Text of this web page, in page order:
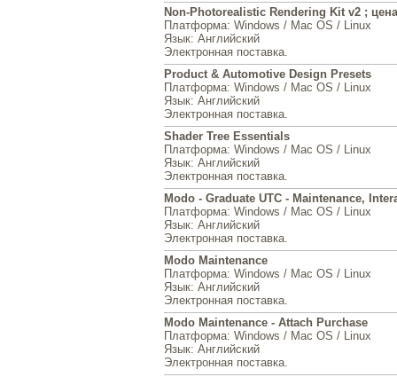
Non-Photorealistic Rendering Kit v2 ; цена
Платформа: Windows / Mac OS / Linux
Язык: Английский
Электронная поставка.
Product & Automotive Design Presets
Платформа: Windows / Mac OS / Linux
Язык: Английский
Электронная поставка.
Shader Tree Essentials
Платформа: Windows / Mac OS / Linux
Язык: Английский
Электронная поставка.
Modo - Graduate UTC - Maintenance,
Платформа: Windows / Mac OS / Linux
Язык: Английский
Электронная поставка.
Modo Maintenance
Платформа: Windows / Mac OS / Linux
Язык: Английский
Электронная поставка.
Modo Maintenance - Attach Purchase
Платформа: Windows / Mac OS / Linux
Язык: Английский
Электронная поставка.